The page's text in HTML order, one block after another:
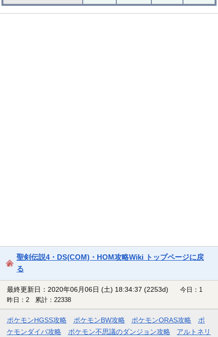
聖剣伝説4・DS(COM)・HOM攻略Wiki トップページに戻
る
最終更新日：2020年06月06日 (土) 18:34:37 (2253d)
今日：1
昨日：2 累計：22338
ポケモンHGSS攻略 ポケモンBW攻略 ポケモンORAS攻略
ポ
ケモンダイパ攻略
ポケモン不思議のダンジョン攻略 アルトネリ